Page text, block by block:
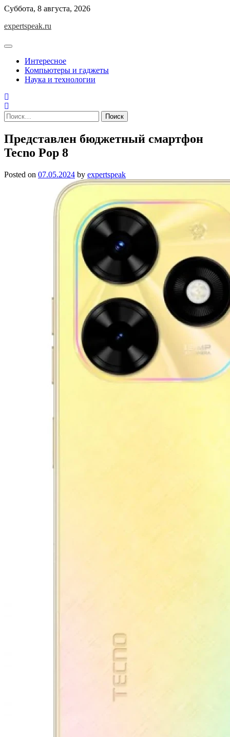
Skip
content
Суббота, 8 августа, 2026
expertspeak.ru
Интересное
Компьютеры и гаджеты
Наука и технологии
Найти:
Представлен бюджетный смартфон
Tecno Pop 8
Posted on 07.05.2024 by expertspeak